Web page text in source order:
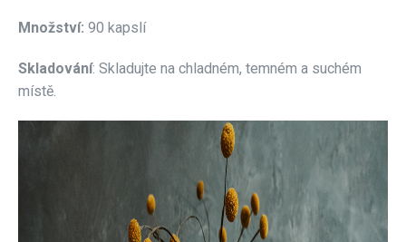
Množství: 90 kapslí
Skladování: Skladujte na chladném, temném a suchém
místě.